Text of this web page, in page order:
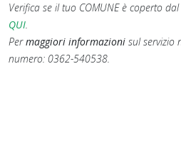
Verifica se il tuo COMUNE è coperto
QUI.
Permaggiori informazioni sul servizio
numero: 0362-540538.